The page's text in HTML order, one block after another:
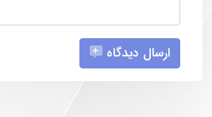
ارسال دیدگاه